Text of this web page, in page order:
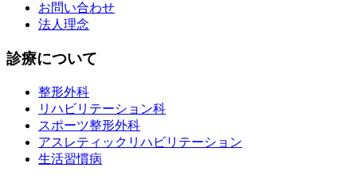
お問い合わせ
法人理念
診療について
整形外科
リハビリテーション科
スポーツ整形外科
アスレティックリハビリテーション
生活習慣病